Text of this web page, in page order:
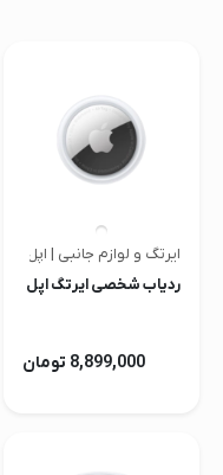
قیمت روز
محصولات کارکرده
خواندنی ها
ایرتگ و لوازم جانبی | اپل
ردیاب شخصی ایرتگ اپل
8,899,000 تومان